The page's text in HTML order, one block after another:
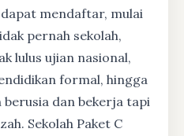
dapat mendaftar, mulai
pernah sekolah,
lulus ujian nasional,
formal, hingga
berusia dan bekerja tapi
Sekolah Paket C